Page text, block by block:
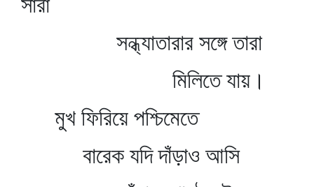
সন্ধ্যাতারার সঙ্গে তারা
মিলিতে যায়।
মুখ ফিরিয়ে পশ্চিমেতে
বারেক যদি দাঁড়াও আসি